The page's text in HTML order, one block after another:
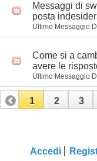
Messaggi di
posta
Ultimo Messaggio
Come si a
avere le
Ultimo Messaggio
1 2 3
Accedi